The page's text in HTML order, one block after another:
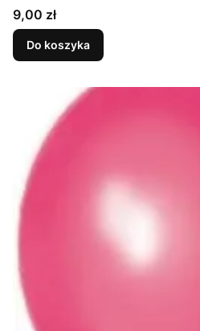
Cena
9,00 zł
Do koszyka